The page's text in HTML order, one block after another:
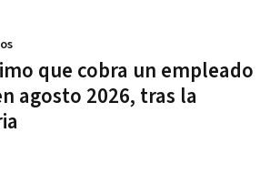
que cobra un empleado
agosto 2026, tras la